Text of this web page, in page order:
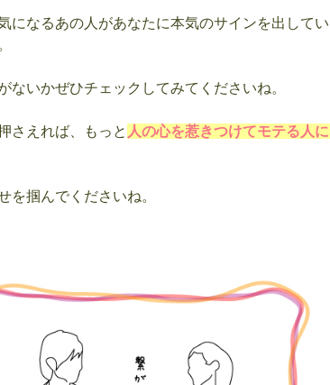
になるあの人があなたに本気のサインを出して
ないかぜひチェックしてみてくださいね。
さえれば、もっと 人の心を惹きつけてモテる人
を掴んでくださいね。